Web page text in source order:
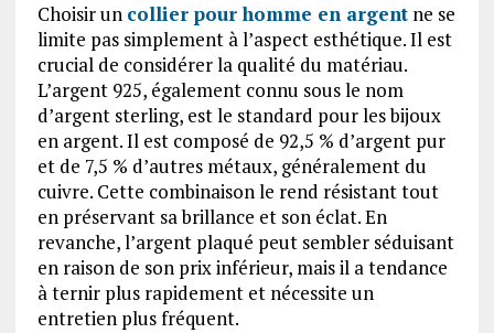
Choisir un collier pour homme en argentne se
limite pas simplement à l’aspect esthétique. Il est
crucial de considérer la qualité du matériau.
L’argent 925, également connu sous le nom
d’argent sterling, est le standard pour les bijoux
en argent. Il est composé de 92,5 % d’argent pur
et de 7,5 % d’autres métaux, généralement du
cuivre. Cette combinaison le rend résistant tout
en préservant sa brillance et son éclat. En
revanche, l’argent plaqué peut sembler séduisant
en raison de son prix inférieur, mais il a tendance
à ternir plus rapidement et nécessite un
entretien plus fréquent.